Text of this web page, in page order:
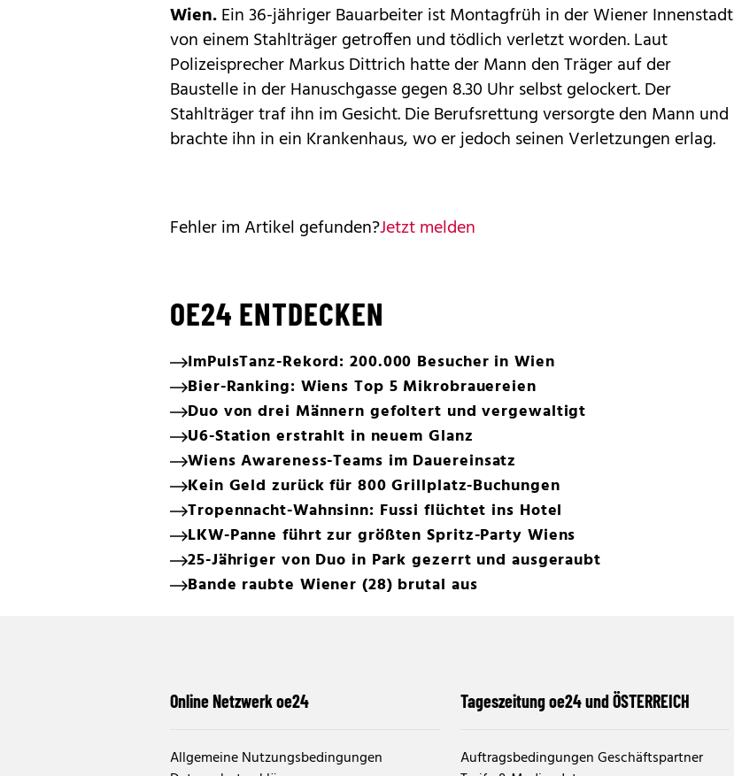
Wien.Ein 36-jähriger Bauarbeiter ist Montagfrüh in der Wiener Innenstadt
von einem Stahlträger getroffen und tödlich verletzt worden. Laut
Polizeisprecher Markus Dittrich hatte der Mann den Träger auf der
Baustelle in der Hanuschgasse gegen 8.30 Uhr selbst gelockert. Der
Stahlträger traf ihn im Gesicht. Die Berufsrettung versorgte den Mann und
brachte ihn in ein Krankenhaus, wo er jedoch seinen Verletzungen erlag.
Fehler im Artikel gefunden?Jetzt melden
OE24 ENTDECKEN
ImPulsTanz-Rekord: 200.000 Besucher in Wien
Bier-Ranking: Wiens Top 5 Mikrobrauereien
Duo von drei Männern gefoltert und vergewaltigt
U6-Station erstrahlt in neuem Glanz
Wiens Awareness-Teams im Dauereinsatz
Kein Geld zurück für 800 Grillplatz-Buchungen
Tropennacht-Wahnsinn: Fussi flüchtet ins Hotel
LKW-Panne führt zur größten Spritz-Party Wiens
25-Jähriger von Duo in Park gezerrt und ausgeraubt
Bande raubte Wiener (28) brutal aus
Online Netzwerk oe24
Allgemeine Nutzungsbedingungen
Tageszeitung oe24 und ÖSTERREICH
Auftragsbedingungen Geschäftspartner